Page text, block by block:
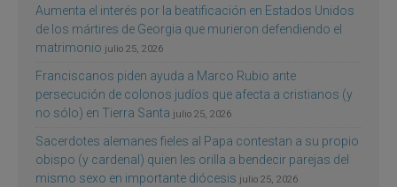
Aumenta el interés por la beatificación en Estados Unidos
de los mártires de Georgia que murieron defendiendo el
matrimonio julio 25, 2026
Franciscanos piden ayuda a Marco Rubio ante
persecución de colonos judíos que afecta a cristianos (y
no sólo) en Tierra Santa julio 25, 2026
Sacerdotes alemanes fieles al Papa contestan a su propio
obispo (y cardenal) quien les orilla a bendecir parejas del
mismo sexo en importante diócesis julio 25, 2026